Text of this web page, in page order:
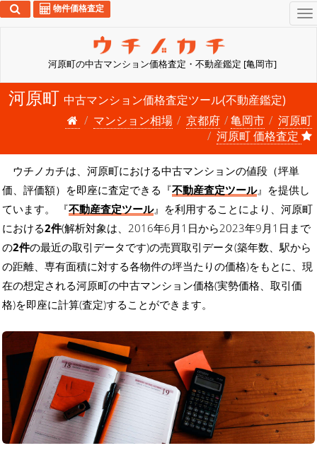
河原町の中古マンション価格査定・不動産鑑定 [亀岡市]
物件価格査定
河原町 中古マンション価格査定ツール(不動産鑑定)
マンション相場
京都府 亀岡市
河原町
河原町 価格査定
ウチノカチは、河原町における中古マンションの値段（坪単
価、評価額）を即座に査定できる『不動産査定ツール』を提供し
ています。 『不動産査定ツール』を利用することにより、河原町
における2件(解析対象は、2016年6月1日から2023年9月1日まで
の2件の最近の取引データです)の売買取引データ(築年数、駅から
の距離、専有面積に対する各物件の坪当たりの価格)をもとに、現
在の想定される河原町の中古マンション価格(実勢価格、取引価
格)を即座に計算(査定)することができます。